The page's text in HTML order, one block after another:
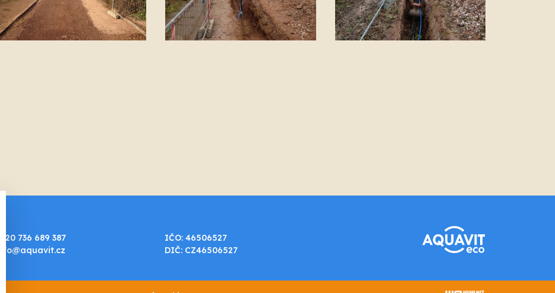
+420 736 689 387
info@aquavit.cz
IČO: 46506527
DIČ: CZ46506527